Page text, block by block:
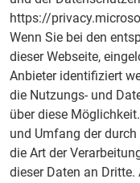
https://
Wenn Sie bei den
dieser Webseite,
Anbieter identifiziert
die Nutzungs- und
über diese
und Umfang der
die Art der
dieser Daten an